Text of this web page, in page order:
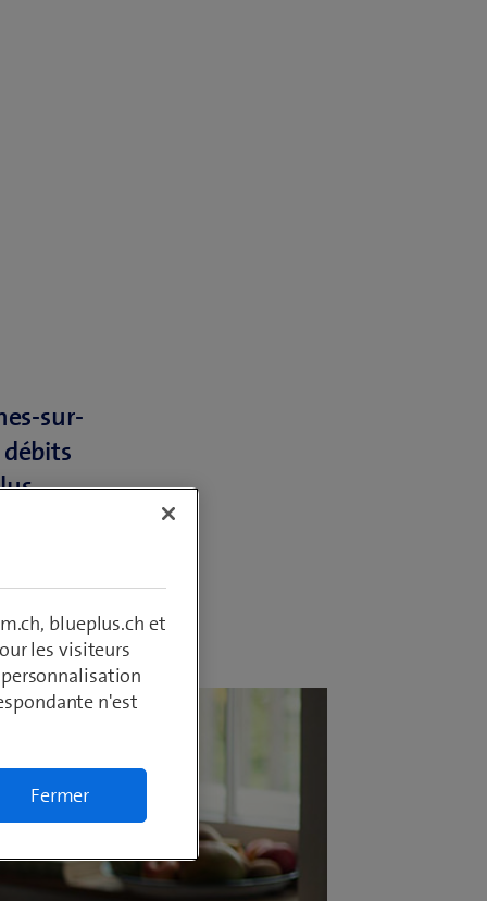
sur-
blueplus.ch et
les visiteurs
n'est
Fermer